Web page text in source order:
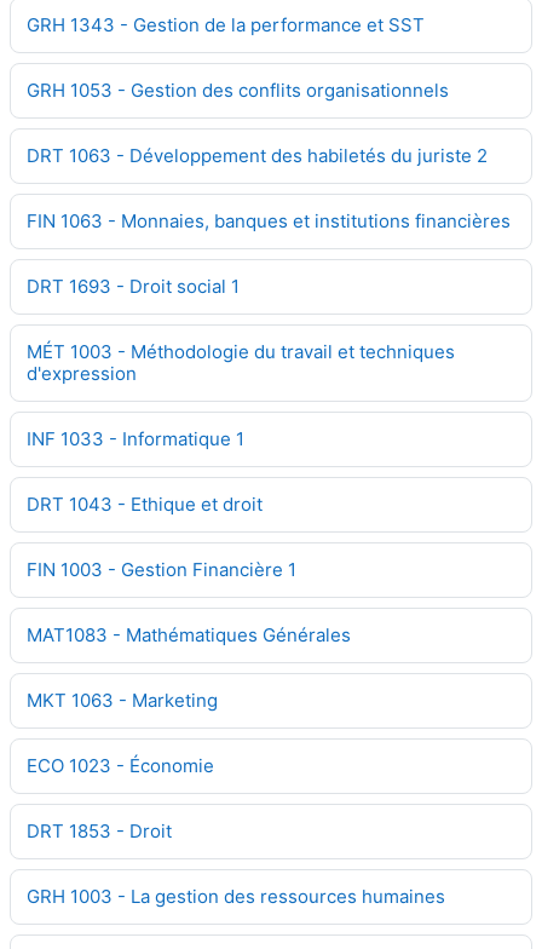
GRH 1343 - Gestion de la performance et SST
GRH 1053 - Gestion des conflits organisationnels
DRT 1063 - Développement des habiletés du juriste 2
FIN 1063 - Monnaies, banques et institutions financières
DRT 1693 - Droit social 1
MÉT 1003 - Méthodologie du travail et techniques
d'expression
INF 1033 - Informatique 1
DRT 1043 - Ethique et droit
FIN 1003 - Gestion Financière 1
MAT1083 - Mathématiques Générales
MKT 1063 - Marketing
ECO 1023 - Économie
DRT 1853 - Droit
GRH 1003 - La gestion des ressources humaines